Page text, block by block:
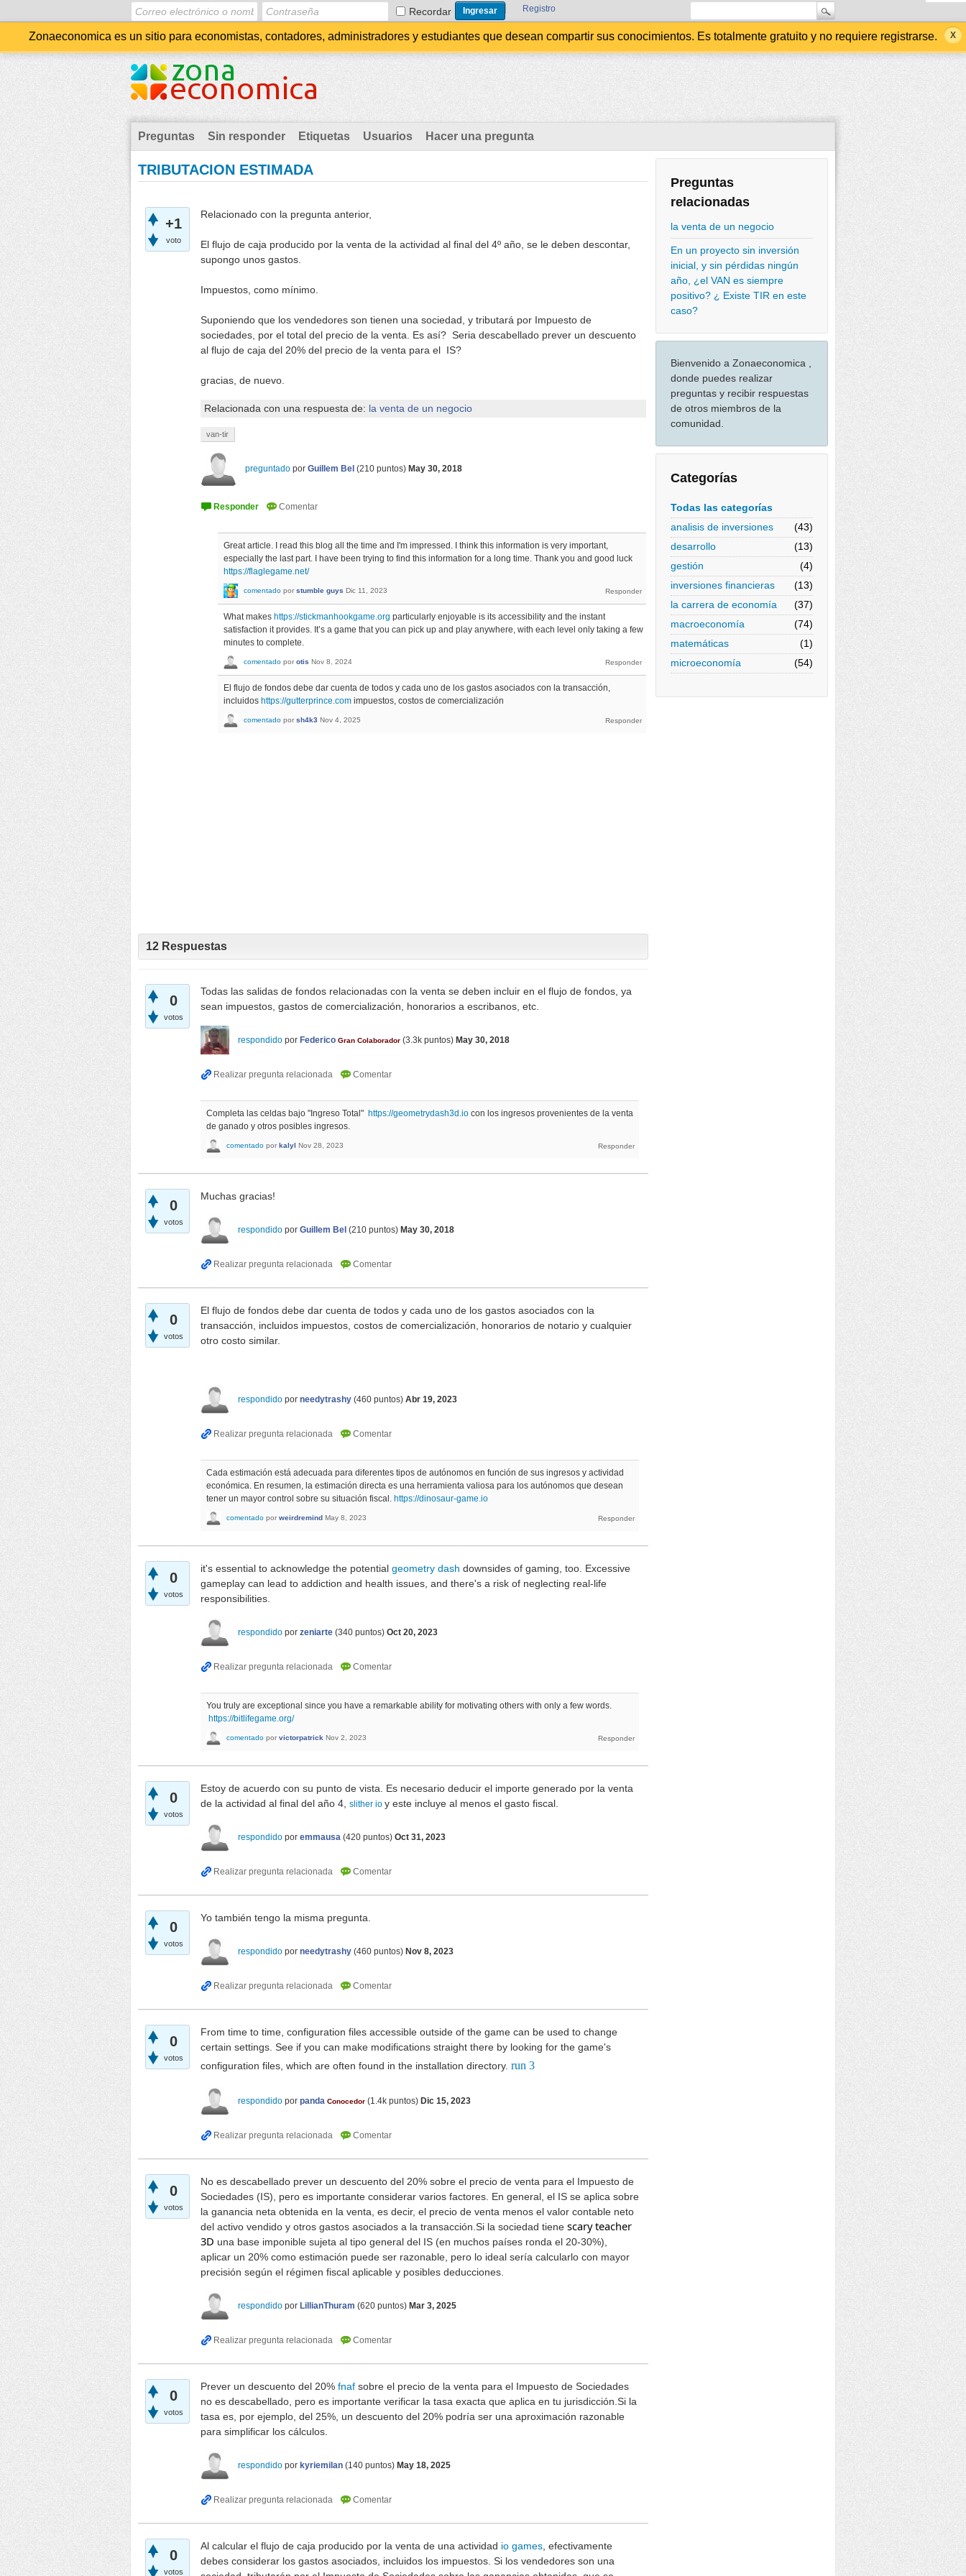
Recordar Registro
Zonaeconomica es un sitio para economistas, contadores, administradores y estudiantes que desean compartir sus conocimientos. Es totalmente gratuito y no requiere registrarse.
Preguntas Sin responder Etiquetas Usuarios Hacer una pregunta
Preguntas
relacionadas
la venta de un negocio
En un proyecto sin inversión
inicial, y sin pérdidas ningún
año, ¿el VAN es siempre
positivo? ¿ Existe TIR en este
caso?
Bienvenido a Zonaeconomica ,
donde puedes realizar
preguntas y recibir respuestas
de otros miembros de la
comunidad.
Categorías
Todas las categorías
analisis de inversiones
(43)
desarrollo
(13)
gestión
(4)
inversiones financieras
(13)
la carrera de economía
(37)
macroeconomía
(74)
matemáticas
(1)
microeconomía
(54)
TRIBUTACION ESTIMADA
+1
voto
Relacionado con la pregunta anterior,
El flujo de caja producido por la venta de la actividad al final del 4º año, se le deben descontar,
supongo unos gastos.
Impuestos, como mínimo.
Suponiendo que los vendedores son tienen una sociedad, y tributará por Impuesto de
sociedades, por el total del precio de la venta. Es así? Seria descabellado prever un descuento
al flujo de caja del 20% del precio de la venta para el IS?
gracias, de nuevo.
Relacionada con una respuesta de: la venta de un negocio
van-tir
preguntado por Guillem Bel (210 puntos) May 30, 2018
Great article. I read this blog all the time and I'm impressed. I think this information is very important,
especially the last part. I have been trying to find this information for a long time. Thank you and good luck
https://flaglegame.net/
comentado por stumble guys Dic 11, 2023
What makes https://stickmanhookgame.org particularly enjoyable is its accessibility and the instant
satisfaction it provides. It’s a game that you can pick up and play anywhere, with each level only taking a few
minutes to complete.
comentado por otis Nov 8, 2024
El flujo de fondos debe dar cuenta de todos y cada uno de los gastos asociados con la transacción,
incluidos https://gutterprince.com impuestos, costos de comercialización
comentado por sh4k3 Nov 4, 2025
12 Respuestas
0
votos
Todas las salidas de fondos relacionadas con la venta se deben incluir en el flujo de fondos, ya
sean impuestos, gastos de comercialización, honorarios a escribanos, etc.
respondido por Federico Gran Colaborador (3.3k puntos) May 30, 2018
Completa las celdas bajo "Ingreso Total" https://geometrydash3d.io con los ingresos provenientes de la venta
de ganado y otros posibles ingresos.
comentado por kalyl Nov 28, 2023
0
votos
Muchas gracias!
respondido por Guillem Bel (210 puntos) May 30, 2018
0
votos
El flujo de fondos debe dar cuenta de todos y cada uno de los gastos asociados con la
transacción, incluidos impuestos, costos de comercialización, honorarios de notario y cualquier
otro costo similar.
respondido por needytrashy (460 puntos) Abr 19, 2023
Cada estimación está adecuada para diferentes tipos de autónomos en función de sus ingresos y actividad
económica. En resumen, la estimación directa es una herramienta valiosa para los autónomos que desean
tener un mayor control sobre su situación fiscal. https://dinosaur-game.io
comentado por weirdremind May 8, 2023
0
votos
it's essential to acknowledge the potential geometry dash downsides of gaming, too. Excessive
gameplay can lead to addiction and health issues, and there's a risk of neglecting real-life
responsibilities.
respondido por zeniarte (340 puntos) Oct 20, 2023
You truly are exceptional since you have a remarkable ability for motivating others with only a few words.
https://bitlifegame.org/
comentado por victorpatrick Nov 2, 2023
0
votos
Estoy de acuerdo con su punto de vista. Es necesario deducir el importe generado por la venta
de la actividad al final del año 4, slither io y este incluye al menos el gasto fiscal.
respondido por emmausa (420 puntos) Oct 31, 2023
0
votos
Yo también tengo la misma pregunta.
respondido por needytrashy (460 puntos) Nov 8, 2023
0
votos
From time to time, configuration files accessible outside of the game can be used to change
certain settings. See if you can make modifications straight there by looking for the game's
configuration files, which are often found in the installation directory. run 3
respondido por panda Conocedor (1.4k puntos) Dic 15, 2023
0
votos
No es descabellado prever un descuento del 20% sobre el precio de venta para el Impuesto de
Sociedades (IS), pero es importante considerar varios factores. En general, el IS se aplica sobre
la ganancia neta obtenida en la venta, es decir, el precio de venta menos el valor contable neto
del activo vendido y otros gastos asociados a la transacción.Si la sociedad tiene scaryteacher
3D una base imponible sujeta al tipo general del IS (en muchos países ronda el 20-30%),
aplicar un 20% como estimación puede ser razonable, pero lo ideal sería calcularlo con mayor
precisión según el régimen fiscal aplicable y posibles deducciones.
respondido por LillianThuram (620 puntos) Mar 3, 2025
0
votos
Prever un descuento del 20% fnaf sobre el precio de la venta para el Impuesto de Sociedades
no es descabellado, pero es importante verificar la tasa exacta que aplica en tu jurisdicción.Si la
tasa es, por ejemplo, del 25%, un descuento del 20% podría ser una aproximación razonable
para simplificar los cálculos.
respondido por kyriemilan (140 puntos) May 18, 2025
0
votos
Al calcular el flujo de caja producido por la venta de una actividad io games , efectivamente
debes considerar los gastos asociados, incluidos los impuestos. Si los vendedores son una